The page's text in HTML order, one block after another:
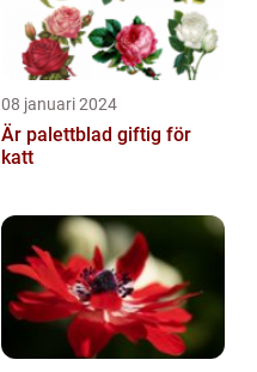
08 januari 2024
Är palettblad giftig för
katt